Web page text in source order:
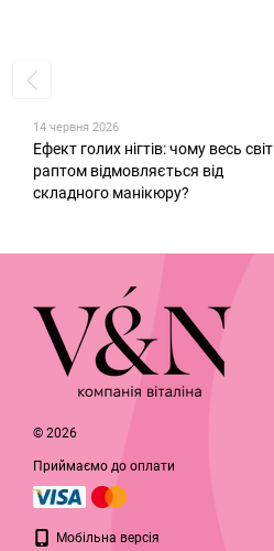
14 червня 2026
Ефект голих нігтів: чому весь світ
раптом відмовляється від
складного манікюру?
© 2026
Приймаємо до оплати
Мобільна версія